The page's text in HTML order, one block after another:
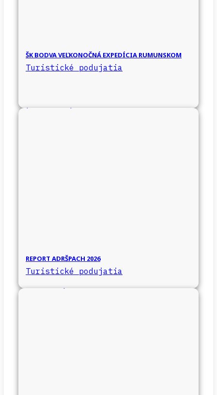
ŠK BODVA VEĽKONOČNÁ EXPEDÍCIA RUMUNSKOM
Turistické podujatia
REPORT ADRŠPACH 2026
Turistické podujatia